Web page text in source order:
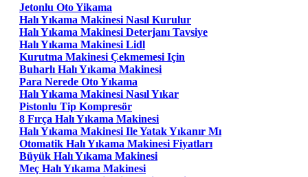
Jetonlu Oto Yikama
Halı Yıkama Makinesi Nasıl Kurulur
Halı Yıkama Makinesi Deterjanı Tavsiye
Halı Yıkama Makinesi Lidl
Kurutma Makinesi Çekmemesi Için
Buharlı Halı Yıkama Makinesi
Para Nerede Oto Yıkama
Halı Yıkama Makinesi Nasıl Yıkar
Pistonlu Tip Kompresör
8 Fırça Halı Yıkama Makinesi
Halı Yıkama Makinesi Ile Yatak Yıkanır Mı
Otomatik Halı Yıkama Makinesi Fiyatları
Büyük Halı Yıkama Makinesi
Meç Halı Yıkama Makinesi